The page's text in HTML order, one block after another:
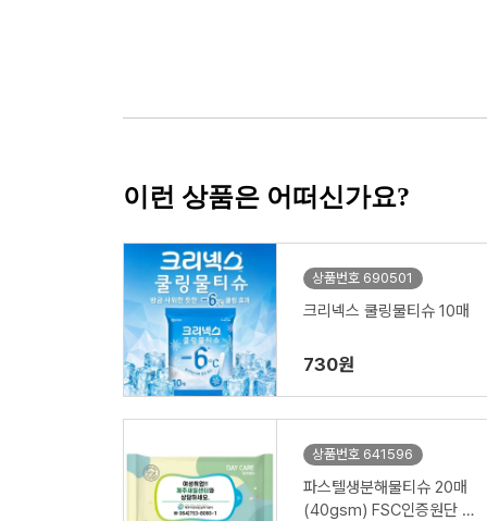
이런 상품은 어떠신가요?
상품번호 690501
크리넥스 쿨링물티슈 10매
730원
상품번호 641596
파스텔생분해물티슈 20매
(40gsm) FSC인증원단 녹